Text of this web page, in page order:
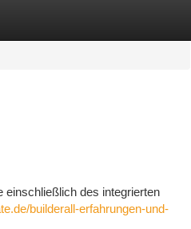
einschließlich des integrierten
builderall-erfahrungen-und-